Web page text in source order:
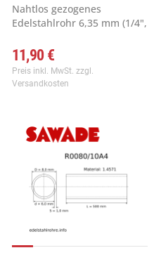
Nahtlos gezogenes
Edelstahlrohr 6,35 mm (1/4",
11,90 €
Preis inkl. MwSt. zzgl.
Versandkosten